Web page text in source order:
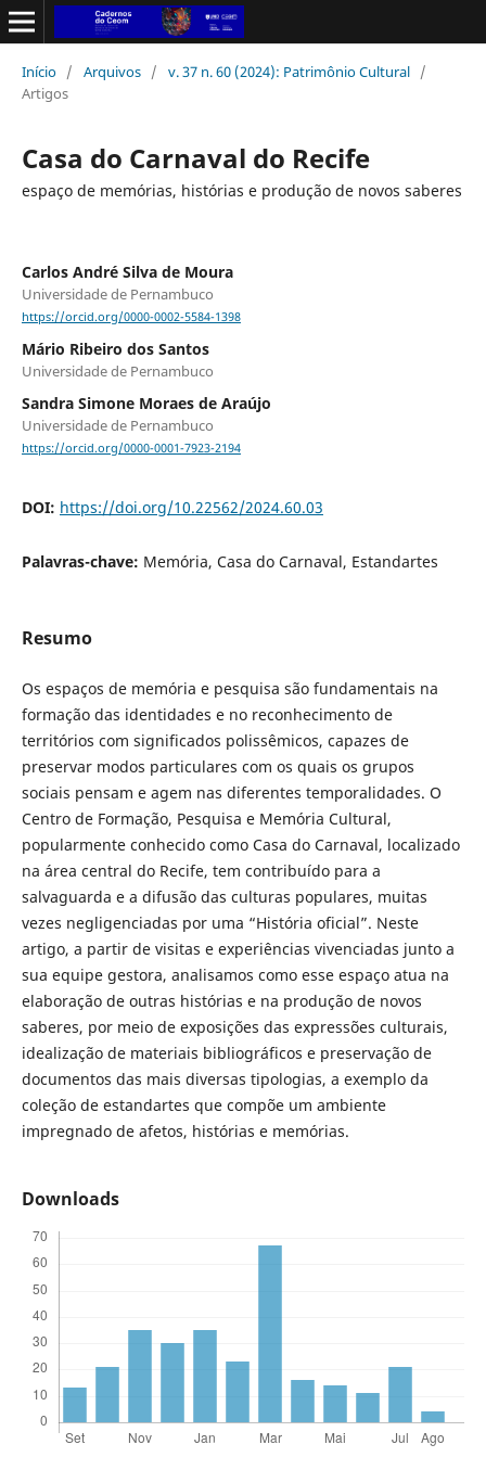
Início / Arquivos / v. 37 n. 60 (2024): Patrimônio Cultural /
Artigos
Casa do Carnaval do Recife
espaço de memórias, histórias e produção de novos saberes
Carlos André Silva de Moura
Universidade de Pernambuco
https://orcid.org/0000-0002-5584-1398
Mário Ribeiro dos Santos
Universidade de Pernambuco
Sandra Simone Moraes de Araújo
Universidade de Pernambuco
https://orcid.org/0000-0001-7923-2194
DOI: https://doi.org/10.22562/2024.60.03
Palavras-chave: Memória, Casa do Carnaval, Estandartes
Resumo
Os espaços de memória e pesquisa são fundamentais na
formação das identidades e no reconhecimento de
territórios com significados polissêmicos, capazes de
preservar modos particulares com os quais os grupos
sociais pensam e agem nas diferentes temporalidades. O
Centro de Formação, Pesquisa e Memória Cultural,
popularmente conhecido como Casa do Carnaval, localizado
na área central do Recife, tem contribuído para a
salvaguarda e a difusão das culturas populares, muitas
vezes negligenciadas por uma “História oficial”. Neste
artigo, a partir de visitas e experiências vivenciadas junto a
sua equipe gestora, analisamos como esse espaço atua na
elaboração de outras histórias e na produção de novos
saberes, por meio de exposições das expressões culturais,
idealização de materiais bibliográficos e preservação de
documentos das mais diversas tipologias, a exemplo da
coleção de estandartes que compõe um ambiente
impregnado de afetos, histórias e memórias.
Downloads